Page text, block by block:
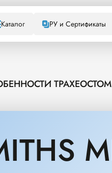
Каталог РУ и Сертификаты